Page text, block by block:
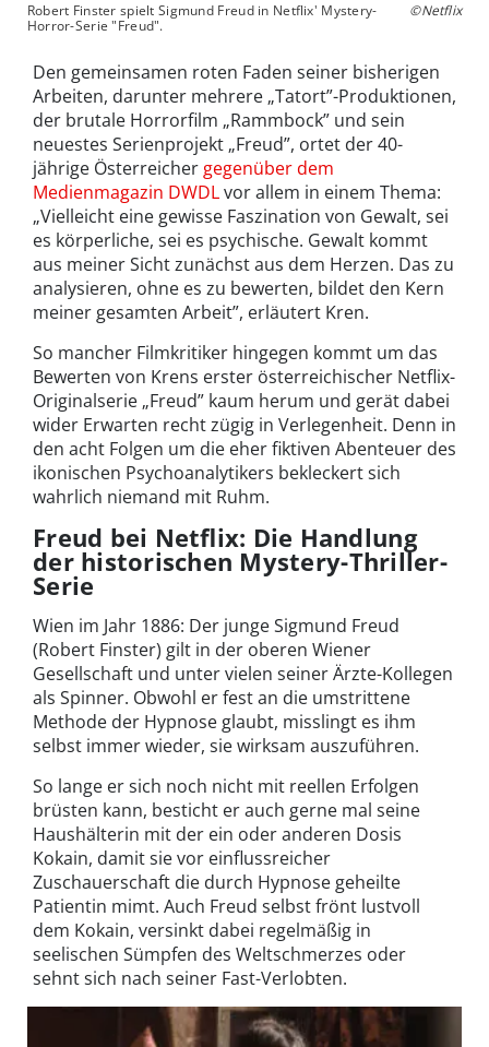
Robert Finster spielt Sigmund Freud in Netflix' Mystery-
Horror-Serie "Freud".
©Netflix
Den gemeinsamen roten Faden seiner bisherigen
Arbeiten, darunter mehrere „Tatort”-Produktionen,
der brutale Horrorfilm „Rammbock” und sein
neuestes Serienprojekt „Freud”, ortet der 40-
jährige Österreicher gegenüber dem
Medienmagazin DWDLvor allem in einem Thema:
„Vielleicht eine gewisse Faszination von Gewalt, sei
es körperliche, sei es psychische. Gewalt kommt
aus meiner Sicht zunächst aus dem Herzen. Das zu
analysieren, ohne es zu bewerten, bildet den Kern
meiner gesamten Arbeit”, erläutert Kren.
So mancher Filmkritiker hingegen kommt um das
Bewerten von Krens erster österreichischer Netflix-
Originalserie „Freud” kaum herum und gerät dabei
wider Erwarten recht zügig in Verlegenheit. Denn in
den acht Folgen um die eher fiktiven Abenteuer des
ikonischen Psychoanalytikers bekleckert sich
wahrlich niemand mit Ruhm.
Freud bei Netflix: Die Handlung
der historischen Mystery-Thriller-
Serie
Wien im Jahr 1886: Der junge Sigmund Freud
(Robert Finster) gilt in der oberen Wiener
Gesellschaft und unter vielen seiner Ärzte-Kollegen
als Spinner. Obwohl er fest an die umstrittene
Methode der Hypnose glaubt, misslingt es ihm
selbst immer wieder, sie wirksam auszuführen.
So lange er sich noch nicht mit reellen Erfolgen
brüsten kann, besticht er auch gerne mal seine
Haushälterin mit der ein oder anderen Dosis
Kokain, damit sie vor einflussreicher
Zuschauerschaft die durch Hypnose geheilte
Patientin mimt. Auch Freud selbst frönt lustvoll
dem Kokain, versinkt dabei regelmäßig in
seelischen Sümpfen des Weltschmerzes oder
sehnt sich nach seiner Fast-Verlobten.